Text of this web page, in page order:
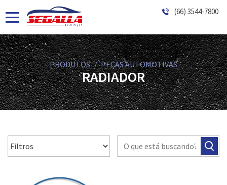
(66) 3544-7800
PRODUTOS PEÇAS AUTOMOTIVAS
RADIADOR